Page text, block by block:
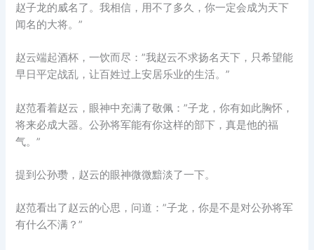
赵子龙的威名了。我相信，用不了多久，你一定会成为天下
闻名的大将。”
赵云端起酒杯，一饮而尽：”我赵云不求扬名天下，只希望能
早日平定战乱，让百姓过上安居乐业的生活。”
赵范看着赵云，眼神中充满了敬佩：”子龙，你有如此胸怀，
将来必成大器。公孙将军能有你这样的部下，真是他的福
气。”
提到公孙瓒，赵云的眼神微微黯淡了一下。
赵范看出了赵云的心思，问道：”子龙，你是不是对公孙将军
有什么不满？”